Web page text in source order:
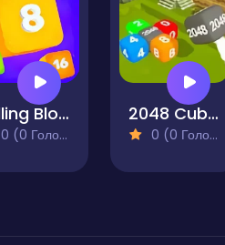
Falling Blocks 2048 - 2D
0 (0 Голосів)
2048 Cube Merge Block
0 (0 Голосів)